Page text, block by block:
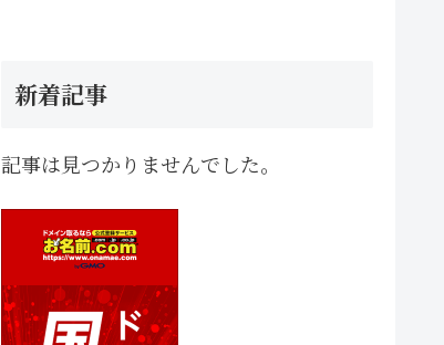
新着記事
記事は見つかりませんでした。